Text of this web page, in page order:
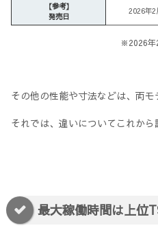
【参考】
発売日
2026年2
※2026年
その他の性能や寸法などは、両モ
それでは、違いについてこれから
最大稼働時間は上位